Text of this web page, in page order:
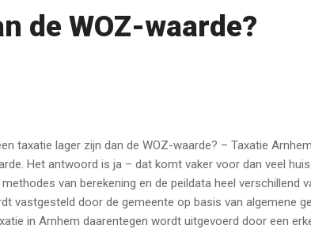
de WOZ-waarde?
taxatie lager zijn dan de WOZ-waarde? – Taxatie
Het antwoord is ja – dat komt vaker voor dan veel
van berekening en de peildata heel verschillend
vastgesteld door de gemeente op basis van algemene
in Arnhem daarentegen wordt uitgevoerd door een